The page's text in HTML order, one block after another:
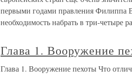
первыми годами правления Филиппа
необходимость набрать в три-четыре
Глава 1. Вооружение
Глава 1. Вооружение пехоты Что